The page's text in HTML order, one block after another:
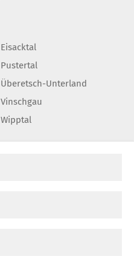
Eisacktal
Pustertal
Überetsch-Unterland
Vinschgau
Wipptal